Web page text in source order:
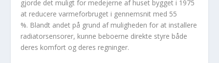
gjorde det muligt for medejerne af huset bygget i 1975
at reducere varmeforbruget i gennemsnit med 55
%. Blandt andet på grund af muligheden for at installere
radiatorsensorer, kunne beboerne direkte styre både
deres komfort og deres regninger.